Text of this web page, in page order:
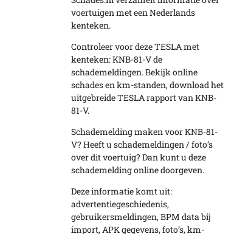
voertuigen met een Nederlands
kenteken.
Controleer voor deze TESLA met
kenteken: KNB-81-V de
schademeldingen. Bekijk online
schades en km-standen, download het
uitgebreide TESLA rapport van KNB-
81-V.
Schademelding maken voor KNB-81-
V? Heeft u schademeldingen / foto’s
over dit voertuig? Dan kunt u deze
schademelding online doorgeven.
Deze informatie komt uit:
advertentiegeschiedenis,
gebruikersmeldingen, BPM data bij
import, APK gegevens, foto’s, km-